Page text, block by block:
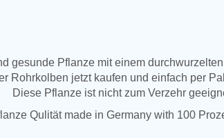
gesunde Pflanze mit einem
Rohrkolben jetzt kaufen und einfach per
Diese Pflanze ist nicht zum Verzehr